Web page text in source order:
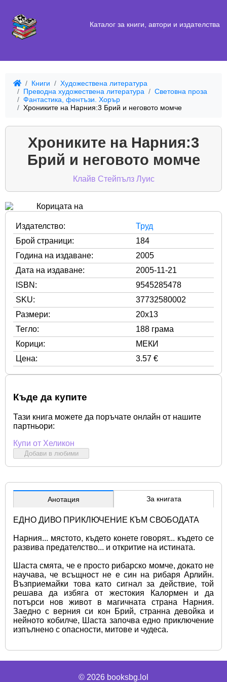
Каталог за книги, автори и издателства
Книги
Художествена литература
Преводна художествена литература
Световна проза
Фантастика, фентъзи. Хорър
Хрониките на Нарния:3 Брий и неговото момче
Хрониките на Нарния:3
Брий и неговото момче
Клайв Стейпълз Луис
Издателство:
Труд
Брой страници:
184
Година на издаване:
2005
Дата на издаване:
2005-11-21
ISBN:
9545285478
SKU:
37732580002
Размери:
20x13
Тегло:
188 грама
Корици:
МЕКИ
Цена:
3.57 €
Къде да купите
Тази книга можете да поръчате онлайн от нашите
партньори:
Купи от Хеликон
Добави в любими
Анотация За книгата
ЕДНО ДИВО ПРИКЛЮЧЕНИЕ КЪМ СВОБОДАТА
Нарния... мястото, където конете говорят... където се
развива предателство... и откритие на истината.
Шаста смята, че е просто рибарско момче, докато не
научава, че всъщност не е син на рибаря Арлийн.
Възприемайки това като сигнал за действие, той
решава да избяга от жестокия Калормен и да
потърси нов живот в магичната страна Нарния.
Заедно с верния си кон Брий, странна девойка и
нейното кобилче, Шаста започва едно приключение
изпълнено с опасности, митове и чудеса.
© 2026 booksbg.lol